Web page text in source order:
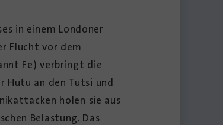
in einem Londoner
Flucht vor dem
Fe) verbringt die
Hutu an den Tutsi und
holen sie aus
Belastung. Das